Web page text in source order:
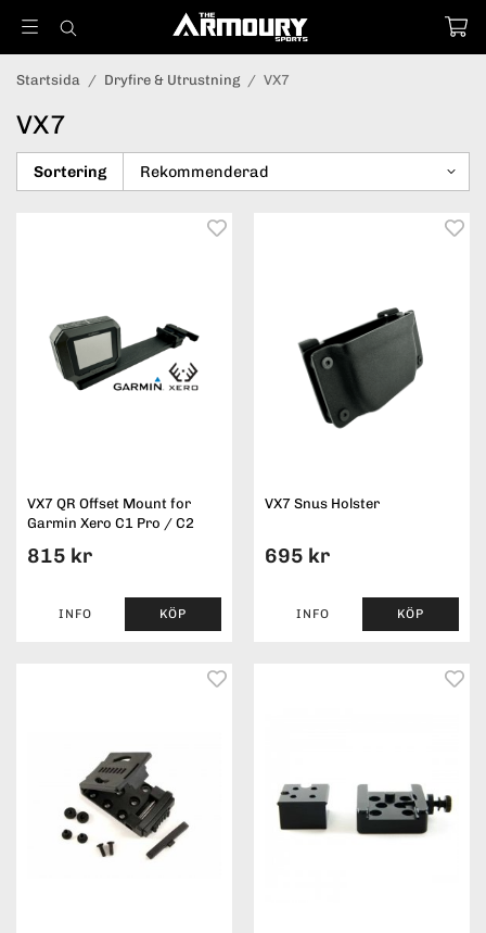
Startsida / Dryfire & Utrustning / VX7
VX7
Sortering
VX7 QR Offset Mount for
Garmin Xero C1 Pro / C2
815 kr
INFO KÖP
VX7 Snus Holster
695 kr
INFO KÖP